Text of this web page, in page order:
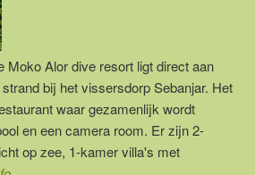
Moko Alor dive resort ligt direct aan
bij het vissersdorp Sebanjar. Het
waar gezamenlijk wordt
en een camera room. Er zijn 2-
op zee, 1-kamer villa's met